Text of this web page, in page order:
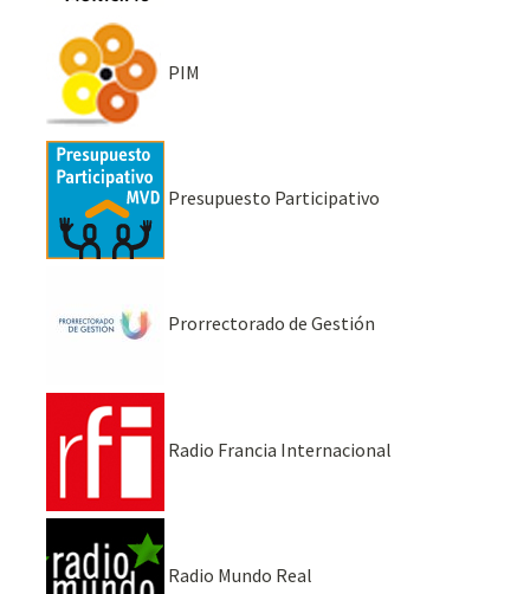
PIM
Presupuesto Participativo
Prorrectorado de Gestión
Radio Francia Internacional
Radio Mundo Real